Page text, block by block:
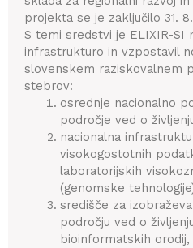
projekta se je zaključilo 31. 8.
S temi sredstvi je ELIXIR-SI
infrastrukturo in vzpostavil
slovenskem raziskovalnem
stebrov:
osrednje nacionalno
področje ved o
nacionalna
visokogostotnih
laboratorijskih
(genomske
središče za
področju ved o
bioinformatskih